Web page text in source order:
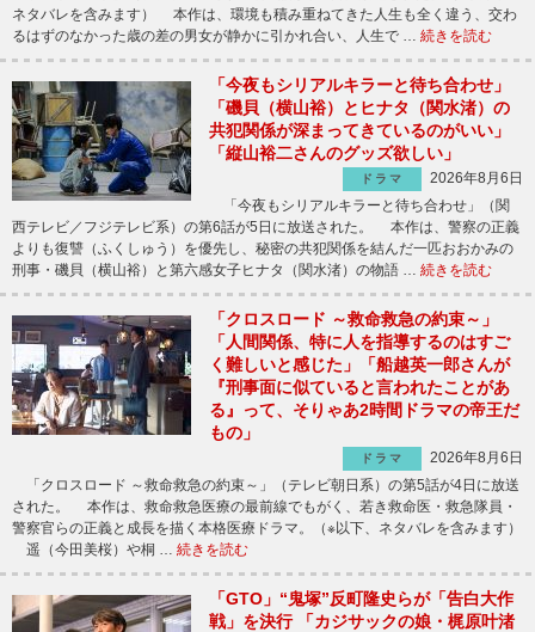
ネタバレを含みます） 本作は、環境も積み重ねてきた人生も全く違う、交わ
るはずのなかった歳の差の男女が静かに引かれ合い、人生で … 続きを読む
「今夜もシリアルキラーと待ち合わせ」
「磯貝（横山裕）とヒナタ（関水渚）の
共犯関係が深まってきているのがいい」
「縦山裕二さんのグッズ欲しい」
ドラマ
2026年8月6日
「今夜もシリアルキラーと待ち合わせ」（関
西テレビ／フジテレビ系）の第6話が5日に放送された。 本作は、警察の正義
よりも復讐（ふくしゅう）を優先し、秘密の共犯関係を結んだ一匹おおかみの
刑事・磯貝（横山裕）と第六感女子ヒナタ（関水渚）の物語 … 続きを読む
「クロスロード ～救命救急の約束～」
「人間関係、特に人を指導するのはすご
く難しいと感じた」「船越英一郎さんが
『刑事面に似ていると言われたことがあ
る』って、そりゃあ2時間ドラマの帝王だ
もの」
ドラマ
2026年8月6日
「クロスロード ～救命救急の約束～」（テレビ朝日系）の第5話が4日に放送
された。 本作は、救命救急医療の最前線でもがく、若き救命医・救急隊員・
警察官らの正義と成長を描く本格医療ドラマ。（※以下、ネタバレを含みます）
遥（今田美桜）や桐 … 続きを読む
「GTO」“鬼塚”反町隆史らが「告白大作
戦」を決行 「カジサックの娘・梶原叶渚